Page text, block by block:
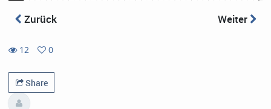
Zurück Weiter
12
views
0
favorites
Share